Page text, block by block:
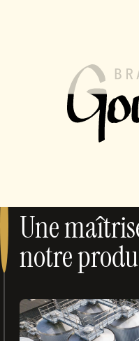
Nos
Au quotidien, nous
notre impact sur
des talents de nos
Une
notre